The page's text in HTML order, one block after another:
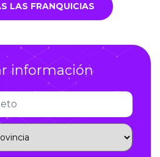
LAS FRANQUICIAS
información